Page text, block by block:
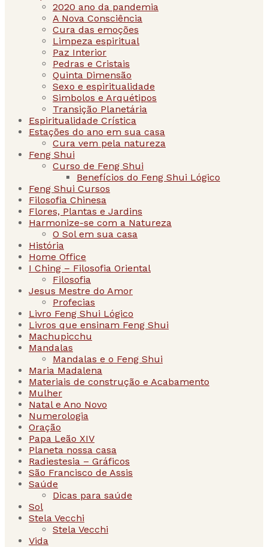
2020 ano da pandemia
A Nova Consciência
Cura das emoções
Limpeza espiritual
Paz Interior
Pedras e Cristais
Quinta Dimensão
Sexo e espiritualidade
Simbolos e Arquétipos
Transição Planetária
Espiritualidade Crística
Estações do ano em sua casa
Cura vem pela natureza
Feng Shui
Curso de Feng Shui
Benefícios do Feng Shui Lógico
Feng Shui Cursos
Filosofia Chinesa
Flores, Plantas e Jardins
Harmonize-se com a Natureza
O Sol em sua casa
História
Home Office
I Ching – Filosofia Oriental
Filosofia
Jesus Mestre do Amor
Profecias
Livro Feng Shui Lógico
Livros que ensinam Feng Shui
Machupicchu
Mandalas
Mandalas e o Feng Shui
Maria Madalena
Materiais de construção e Acabamento
Mulher
Natal e Ano Novo
Numerologia
Oração
Papa Leão XIV
Planeta nossa casa
Radiestesia – Gráficos
São Francisco de Assis
Saúde
Dicas para saúde
Sol
Stela Vecchi
Stela Vecchi
Vida